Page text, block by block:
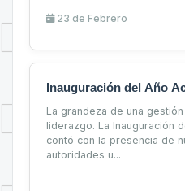
23 de Febrero
Inauguración del Año
La grandeza de una
liderazgo. La Inauguración
contó con la presencia de
autoridades u...